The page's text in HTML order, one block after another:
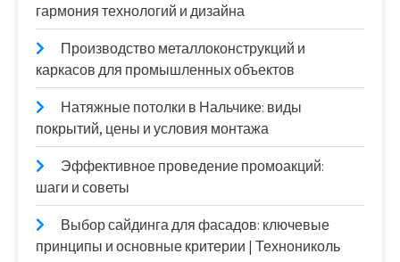
гармония технологий и дизайна
Производство металлоконструкций и
каркасов для промышленных объектов
Натяжные потолки в Нальчике: виды
покрытий, цены и условия монтажа
Эффективное проведение промоакций:
шаги и советы
Выбор сайдинга для фасадов: ключевые
принципы и основные критерии | Технониколь